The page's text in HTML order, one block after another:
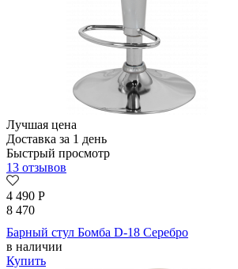
Лучшая цена
Доставка за 1 день
Быстрый просмотр
13 отзывов
4 490 Р
8 470
Барный стул Бомба D-18 Серебро
в наличии
Купить